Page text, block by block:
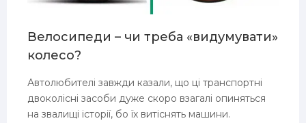
Велосипеди – чи треба «видумувати»
колесо?
Автолюбителі завжди казали, що ці транспортні
двоколісні засоби дуже скоро взагалі опиняться
на звалищі історії, бо їх витіснять машини.